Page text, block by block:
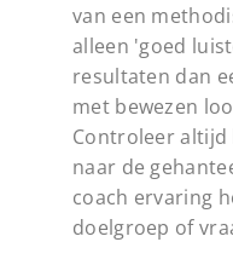
van een
alleen 'goed
resultaten dan
met bewezen
Controleer altijd
naar de
coach ervaring
doelgroep of